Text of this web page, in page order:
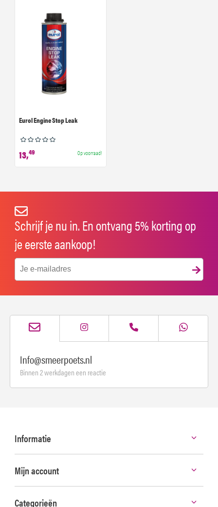
Eurol Engine Stop Leak
13,49 Op voorraad!
Schrijf je nu in. En ontvang 5% korting op
je eerste aankoop!
Info@smeerpoets.nl
Binnen 2 werkdagen een reactie
Informatie
Mijn account
Categorieën